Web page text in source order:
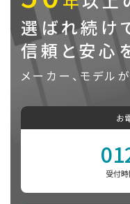
W202Wn
アメリ
ウォ
ット
アメリ
ット
アメリ
ウォー
ット
選ばれ続け
信頼と安心
メーカー、モデル
お
受付